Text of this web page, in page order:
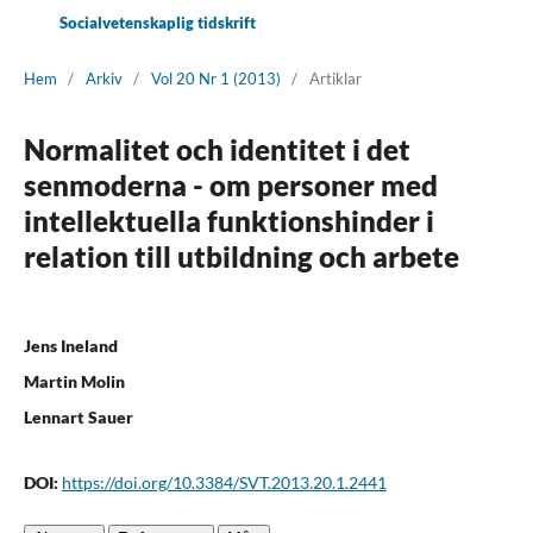
Socialvetenskaplig tidskrift
Hem / Arkiv / Vol 20 Nr 1 (2013) / Artiklar
Normalitet och identitet i det
senmoderna - om personer med
intellektuella funktionshinder i
relation till utbildning och arbete
Jens Ineland
Martin Molin
Lennart Sauer
DOI: https://doi.org/10.3384/SVT.2013.20.1.2441